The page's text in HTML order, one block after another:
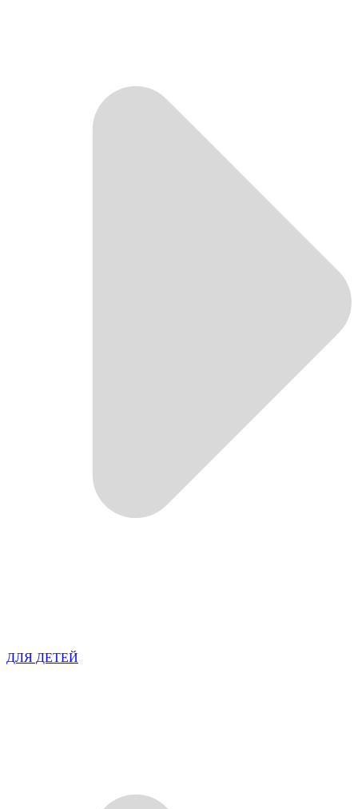
ДЛЯ ДЕТЕЙ